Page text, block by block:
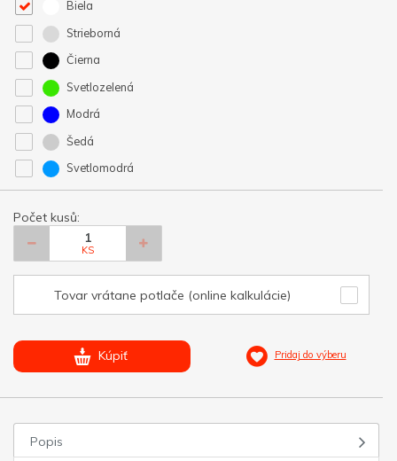
Biela
Strieborná
Čierna
Svetlozelená
Modrá
Šedá
Svetlomodrá
Počet kusů:
KS
Tovar vrátane potlače (online kalkulácie)
Kúpiť Pridaj do výberu
Popis